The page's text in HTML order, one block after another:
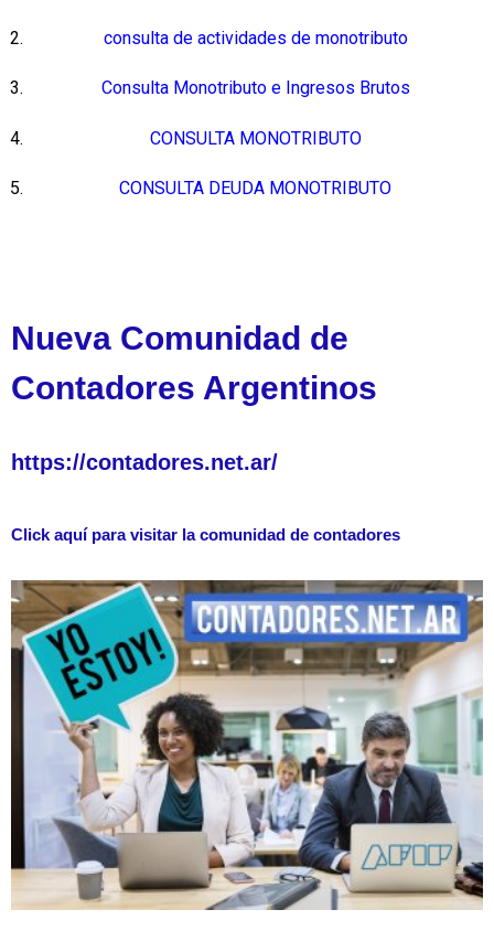
consulta de actividades de monotributo
Consulta Monotributo e Ingresos Brutos
CONSULTA MONOTRIBUTO
CONSULTA DEUDA MONOTRIBUTO
Nueva Comunidad de
Contadores Argentinos
https://contadores.net.ar/
Click aquí para visitar la comunidad de contadores